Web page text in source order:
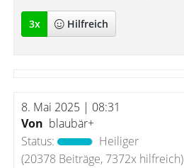
3x Hilfreich
8. Mai 2025 | 08:31
Von blaubär+
Status:
Heiliger
(20378 Beiträge, 7372x hilfreich)